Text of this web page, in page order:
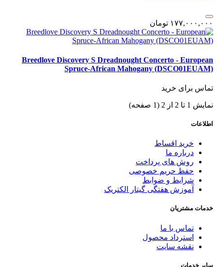
١٧٧,٠٠٠,٠٠٠ تومان
Breedlove Discovery S Dreadnought Concerto - European
Spruce-African Mahogany (DSCO01EUAM)
تماس برای خرید
نمایش 1 تا 2 از 2 (1 صفحه)
اطلاعات
خرید اقساط
درباره ما
روش های پرداخت
حفظ حریم خصوصی
شرایط و ضوابط
آموزش هفتگی گیتار الکتریک
خدمات مشتریان
تماس با ما
استرداد محصول
نقشه سایت
سایر خدمات